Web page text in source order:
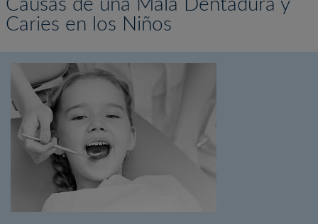
Causas de una Mala Dentadura y
Caries en los Niños